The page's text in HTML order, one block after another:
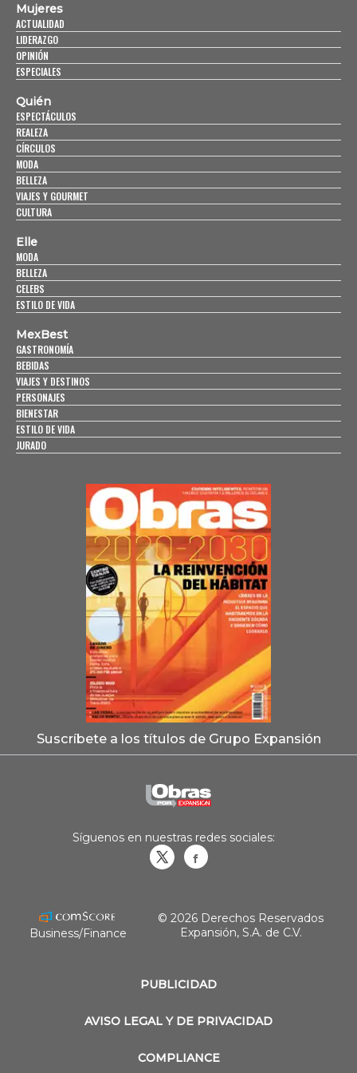
Mujeres
ACTUALIDAD
LIDERAZGO
OPINIÓN
ESPECIALES
Quién
ESPECTÁCULOS
REALEZA
CÍRCULOS
MODA
BELLEZA
VIAJES Y GOURMET
CULTURA
Elle
MODA
BELLEZA
CELEBS
ESTILO DE VIDA
MexBest
GASTRONOMÍA
BEBIDAS
VIAJES Y DESTINOS
PERSONAJES
BIENESTAR
ESTILO DE VIDA
JURADO
Suscríbete a los títulos de Grupo Expansión
PUBLICIDAD
AVISO LEGAL Y DE PRIVACIDAD
COMPLIANCE
Síguenos en nuestras redes sociales:
Business/Finance
© 2026 Derechos Reservados
Expansión, S.A. de C.V.